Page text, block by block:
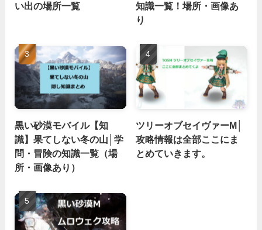
い出の場所一覧
知識一覧！場所・画像あ
り
黒い砂漠モバイル【知
識】果てしない冬の山│学
問・冒険の知識一覧（場
所・画像あり）
ツリーオブセイヴァーM│
攻略情報は全部ここにま
とめていきます。